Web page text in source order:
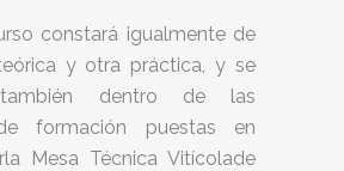
constará igualmente de
y otra práctica, y se
también dentro de las
formación puestas en
Mesa Técnica Vitícolade